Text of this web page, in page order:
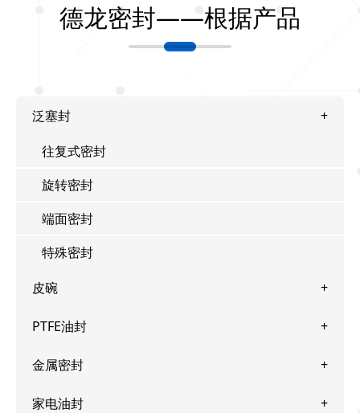
德龙密封——根据产品
泛塞封
往复式密封
旋转密封
端面密封
特殊密封
皮碗
PTFE油封
金属密封
家电油封